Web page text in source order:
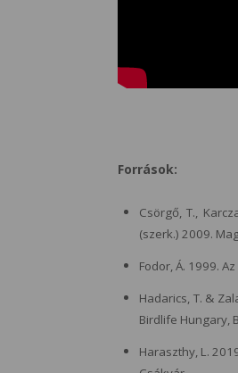
Források:
Csörgő, T.,
(szerk.) 2009.
Fodor, Á. 1999.
Hadarics, T. &
Birdlife Hungary,
Haraszthy, L.